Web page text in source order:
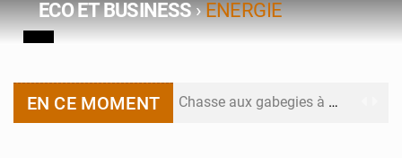
ECO ET BUSINESS›ENERGIE
EN CE MOMENT Chasse aux gabegies à Niamey : 74 milliards de FCFA recouvrés par la COLDEFF